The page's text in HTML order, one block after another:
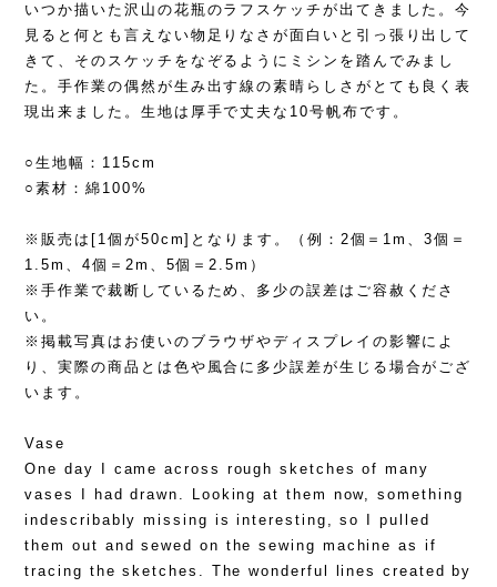
いつか描いた沢山の花瓶のラフスケッチが出てきました。今
見ると何とも言えない物足りなさが面白いと引っ張り出して
きて、そのスケッチをなぞるようにミシンを踏んでみまし
た。手作業の偶然が生み出す線の素晴らしさがとても良く表
現出来ました。生地は厚手で丈夫な10号帆布です。
○生地幅：115cm
○素材：綿100%
※販売は[1個が50cm]となります。（例：2個＝1m、3個＝
1.5m、4個＝2m、5個＝2.5m）
※手作業で裁断しているため、多少の誤差はご容赦くださ
い。
※掲載写真はお使いのブラウザやディスプレイの影響によ
り、実際の商品とは色や風合に多少誤差が生じる場合がござ
います。
Vase
One day I came across rough sketches of many
vases I had drawn. Looking at them now, something
indescribably missing is interesting, so I pulled
them out and sewed on the sewing machine as if
tracing the sketches. The wonderful lines created by